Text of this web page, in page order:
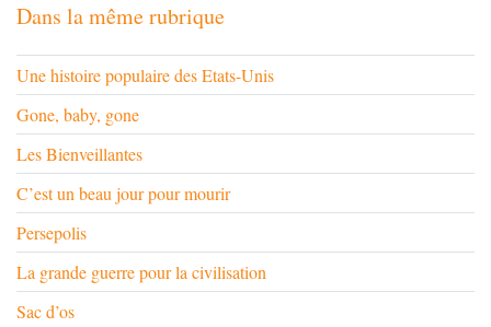
Dans la même rubrique
Une histoire populaire des Etats-Unis
Gone, baby, gone
Les Bienveillantes
C’est un beau jour pour mourir
Persepolis
La grande guerre pour la civilisation
Sac d’os